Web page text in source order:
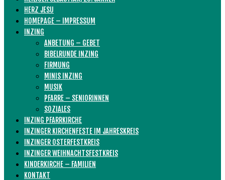
HERZ JESU
HOMEPAGE – IMPRESSUM
INZING
ANBETUNG – GEBET
BIBELRUNDE INZING
FIRMUNG
MINIS INZING
MUSIK
PFARRE – SENIORINNEN
SOZIALES
INZING PFARRKIRCHE
INZINGER KIRCHENFESTE IM JAHRESKREIS
INZINGER OSTERFESTKREIS
INZINGER WEIHNACHTSFESTKREIS
KINDERKIRCHE – FAMILIEN
KONTAKT